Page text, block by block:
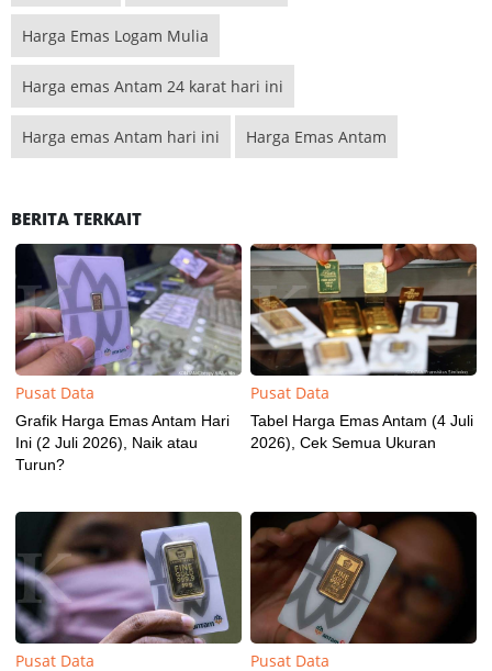
Harga Emas Logam Mulia
Harga emas Antam 24 karat hari ini
Harga emas Antam hari ini Harga Emas Antam
BERITA TERKAIT
Pusat Data
Grafik Harga Emas Antam Hari
Ini (2 Juli 2026), Naik atau
Turun?
Pusat Data
Tabel Harga Emas Antam (4 Juli
2026), Cek Semua Ukuran
Pusat Data Pusat Data